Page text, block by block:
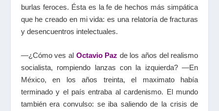
burlas feroces. Ésta es la fe de hechos más simpática
que he creado en mi vida: es una relatoría de fracturas
y desencuentros intelectuales.
—¿Cómo ves al Octavio Paz de los años del realismo
socialista, rompiendo lanzas con la izquierda? —En
México, en los años treinta, el maximato había
terminado y el país entraba al cardenismo. El mundo
también era convulso: se iba saliendo de la crisis de